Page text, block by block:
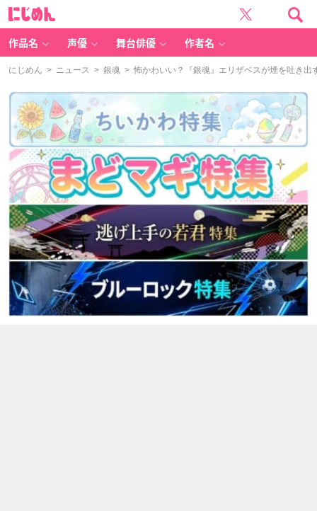
作品名 声優 舞台俳優 作者名
にじめん > ニュース > 銀魂 > 怖かわいい？『銀魂』エリザベスが煙を吐き出